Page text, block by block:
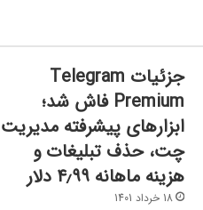
جزئیات Telegram
Premium فاش شد؛
ابزارهای پیشرفته مدیریت
چت، حذف تبلیغات و
هزینه ماهانه ۴٫۹۹ دلار
18 خرداد 1401
بیشتر مواد با حرارت‌دادن نرم می‌شوند؛ پس
چرا تخم مرغ سفت می‌شود؟
گذاشت؛ پایانی بر عصر کامت‌لیک